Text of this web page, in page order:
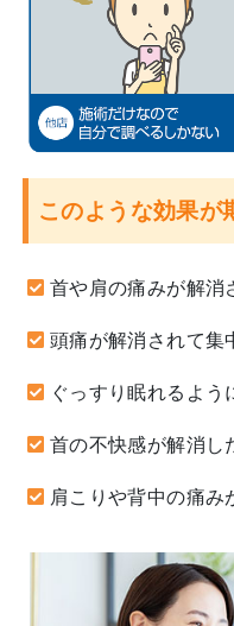
このような効果が
首や肩の痛みが解消
頭痛が解消されて集
ぐっすり眠れるよう
首の不快感が解消し
肩こりや背中の痛み